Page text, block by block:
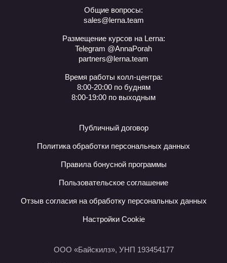
Общие вопросы:
sales@lerna.team
Размещение курсов на Lerna:
Telegram @AnnaPorah
partners@lerna.team
Время работы колл-центра:
8:00-20:00 по будням
8:00-19:00 по выходным
Публичный договор
Политика обработки персональных данных
Правила бонусной программы
Пользовательское соглашение
Отзыв согласия на обработку персональных данных
Настройки Cookie
ООО «Байскилз», УНП 193454177